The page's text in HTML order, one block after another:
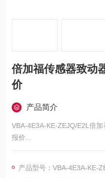
倍加福传感器致动
价
产品简介
VBA-4E3A-KE-ZEJQ/E2L倍
报价
量/类型4个输入，可连接2线
（开关位置EXT）
产品型号：VBA-4E3A-KE-